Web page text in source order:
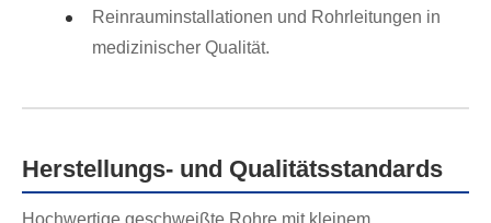
Reinrauminstallationen und Rohrleitungen in
medizinischer Qualität.
Herstellungs- und Qualitätsstandards
Hochwertige geschweißte Rohre mit kleinem